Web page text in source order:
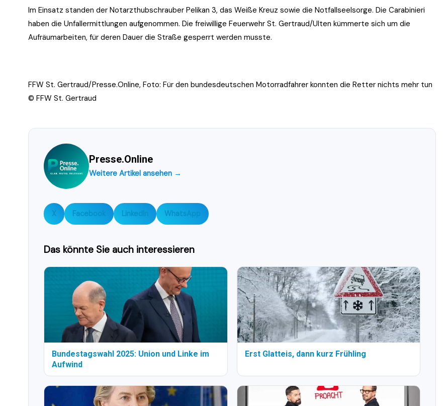
Im Einsatz standen der Notarzthubschrauber Pelikan 3, das Weiße Kreuz sowie die Notfallseelsorge. Die Carabinieri
haben die Unfallermittlungen aufgenommen. Die freiwillige Feuerwehr St. Gertraud/Ulten kümmerte sich um die
Aufräumarbeiten, für deren Dauer die Straße gesperrt werden musste.
FFW St. Gertraud/Presse.Online, Foto: Für den bundesdeutschen Motorradfahrer konnten die Retter nichts mehr tun
© FFW St. Gertraud
Presse.Online
Weitere Artikel ansehen →
X Facebook LinkedIn WhatsApp
Das könnte Sie auch interessieren
Bundestagswahl 2025: Union und Linke im
Aufwind
Erst Glatteis, dann kurz Frühling